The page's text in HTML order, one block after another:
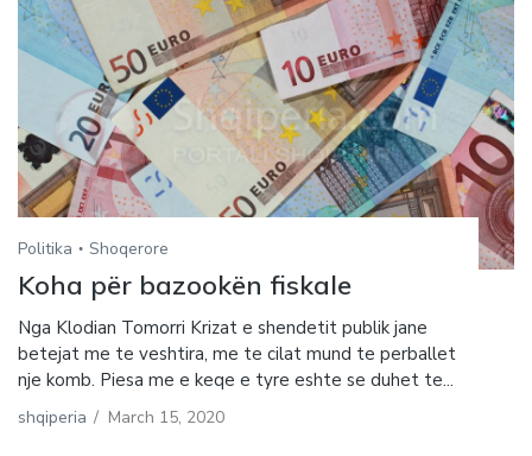
Politika Shoqerore
Koha për bazookën fiskale
Nga Klodian Tomorri Krizat e shendetit publik jane
betejat me te veshtira, me te cilat mund te perballet
nje komb. Piesa me e keqe e tyre eshte se duhet te...
shqiperia / March 15, 2020